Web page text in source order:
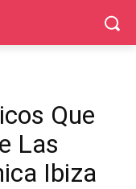
Que
Las
Ibiza